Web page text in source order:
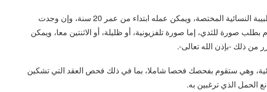
إن فحص الثدي يمكن أن تقوم بعمله الطبيبة النسائية المختصة، ويمكن عمله ابتداء من عمر 20 سنة، وإن وجدت
صورة للثدي، إما صورة تلفزيونية، أو ظليلة، أو الاثنتين معا، ويمكن
من ذلك -بإذن الله تعالى-.
وهي ستقوم بفحصك فحصا شاملا، بما في ذلك فحص العقد التي تشكين
الحمل الذي ترغبين به.